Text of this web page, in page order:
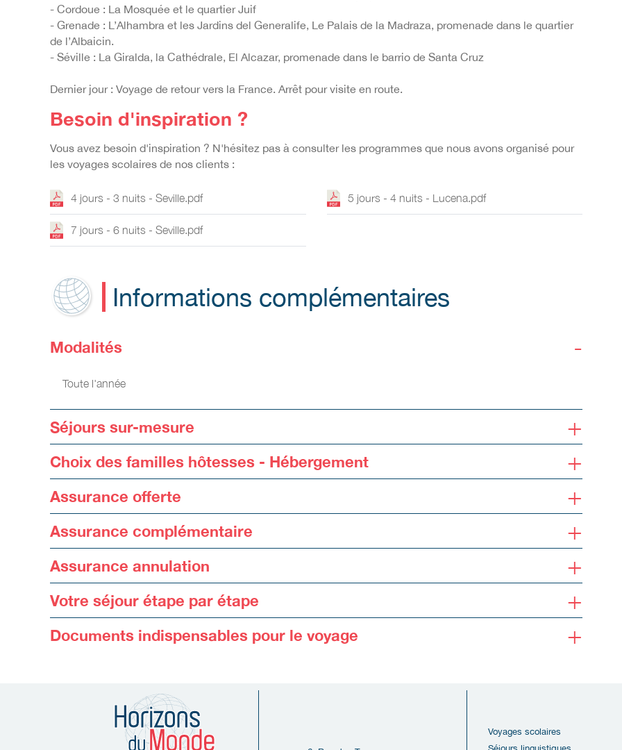
- Cordoue : La Mosquée et le quartier Juif
- Grenade : L’Alhambra et les Jardins del Generalife, Le Palais de la Madraza, promenade dans le quartier
de l’Albaicin.
- Séville : La Giralda, la Cathédrale, El Alcazar, promenade dans le barrio de Santa Cruz
Dernier jour : Voyage de retour vers la France. Arrêt pour visite en route.
Besoin d'inspiration ?
Vous avez besoin d'inspiration ? N'hésitez pas à consulter les programmes que nous avons organisé pour
les voyages scolaires de nos clients :
4 jours - 3 nuits - Seville.pdf 5 jours - 4 nuits - Lucena.pdf
7 jours - 6 nuits - Seville.pdf
Informations complémentaires
Modalités -
Toute l'année
Séjours sur-mesure +
Choix des familles hôtesses - Hébergement +
Assurance offerte +
Assurance complémentaire +
Assurance annulation +
Votre séjour étape par étape +
Documents indispensables pour le voyage +
Voyages scolaires